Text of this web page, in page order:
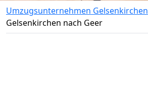
Umzugsunternehmen Gelsenkirchen
Gelsenkirchen nach Geer